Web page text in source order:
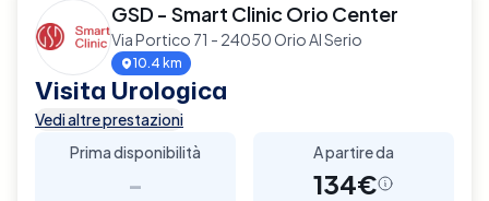
GSD - Smart Clinic Orio Center
Via Portico 71 - 24050 Orio Al Serio
10.4 km
Visita Urologica
Vedi altre prestazioni
Prima disponibilità
-
A partire da
134€